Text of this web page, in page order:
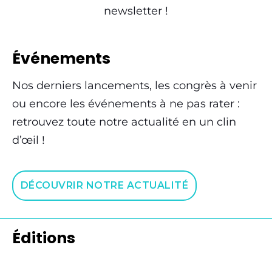
newsletter !
Événements
Nos derniers lancements, les congrès à venir
ou encore les événements à ne pas rater :
retrouvez toute notre actualité en un clin
d’œil !
DÉCOUVRIR NOTRE ACTUALITÉ
Éditions